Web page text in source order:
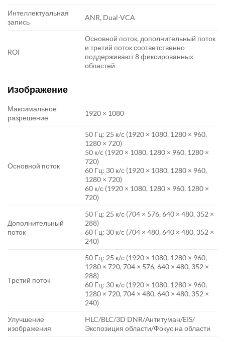
Интеллектуальная
запись
ANR, Dual-VCA
ROI
Основной поток, дополнительный поток
и третий поток соответственно
поддерживают 8 фиксированных
областей
Изображение
Максимальное
разрешение
1920 × 1080
Основной поток
50 Гц: 25 к/с (1920 × 1080, 1280 × 960,
1280 × 720)
50 к/с (1920 × 1080, 1280 × 960, 1280 ×
720)
60 Гц: 30 к/с (1920 × 1080, 1280 × 960,
1280 × 720)
60 к/с (1920 × 1080, 1280 × 960, 1280 ×
720)
Дополнительный
поток
50 Гц: 25 к/с (704 × 576, 640 × 480, 352 ×
288)
60 Гц: 30 к/с (704 × 480, 640 × 480, 352 ×
240)
Третий поток
50 Гц: 25 к/с (1920 × 1080, 1280 × 960,
1280 × 720, 704 × 576, 640 × 480, 352 ×
288)
60 Гц: 30 к/с (1920 × 1080, 1280 × 960,
1280 × 720, 704 × 480, 640 × 480, 352 ×
240)
Улучшение
изображения
HLC/BLC/3D DNR/Антитуман/EIS/
Экспозиция области/Фокус на области